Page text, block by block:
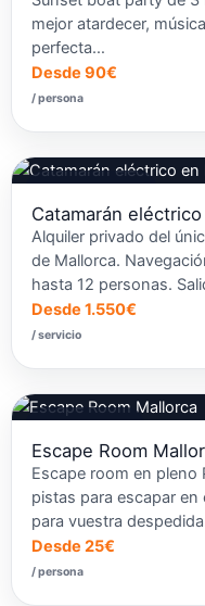
mejor atardecer,
perfecta…
Desde 90€
/ persona
Catamarán
Alquiler privado del
de Mallorca.
hasta 12 personas.
Desde 1.550€
/ servicio
Escape Room
Escape room en pleno
pistas para escapar en
para vuestra
Desde 25€
/ persona